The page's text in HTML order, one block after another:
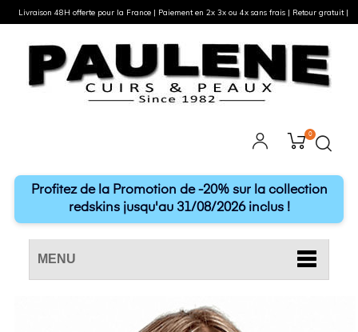
0
Profitez de la Promotion de -20% sur la collection
redskins jusqu'au 31/08/2026 inclus !
MENU
Livraison 48H offerte pour la France | Paiement en 2x 3x ou 4x sans frais | Retour gratuit |